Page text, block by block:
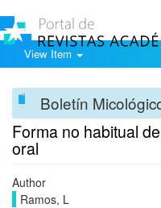
View Item
Boletín
Forma no habitual
oral
Author
Ramos, L